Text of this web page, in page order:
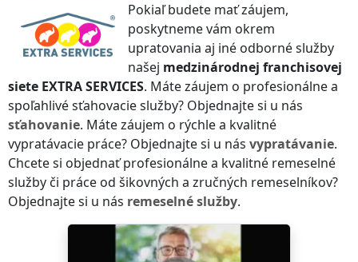
Pokiaľ budete mať záujem,
poskytneme vám okrem
upratovania aj iné odborné služby
našej medzinárodnej franchisovej
siete EXTRA SERVICES. Máte záujem o profesionálne a
spoľahlivé sťahovacie služby? Objednajte si u nás
sťahovanie. Máte záujem o rýchle a kvalitné
vypratávacie práce? Objednajte si u nás vypratávanie.
Chcete si objednať profesionálne a kvalitné remeselné
služby či práce od šikovných a zručných remeselníkov?
Objednajte si u nás remeselné služby.